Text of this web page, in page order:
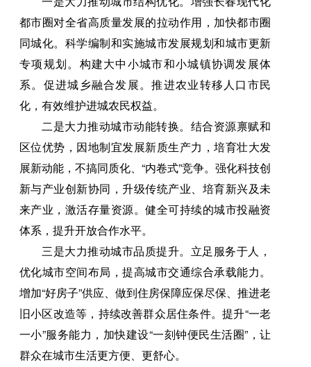
都市圈对全省高质量发展的拉动作用，加快都市圈
同城化。科学编制和实施城市发展规划和城市更新
专项规划。构建大中小城市和小城镇协调发展体
系。促进城乡融合发展。推进农业转移人口市民
化，有效维护进城农民权益。
二是大力推动城市动能转换。结合资源禀赋和
区位优势，因地制宜发展新质生产力，培育壮大发
展新动能，不搞同质化、“内卷式”竞争。强化科技创
新与产业创新协同，升级传统产业、培育新兴及未
来产业，激活存量资源。健全可持续的城市投融资
体系，提升开放合作水平。
三是大力推动城市品质提升。立足服务于人，
优化城市空间布局，提高城市交通综合承载能力。
增加“好房子”供应、做到住房保障应保尽保、推进老
旧小区改造等，持续改善群众居住条件。提升“一老
一小”服务能力，加快建设“一刻钟便民生活圈”，让
群众在城市生活更方便、更舒心。